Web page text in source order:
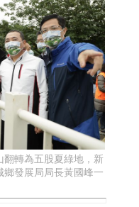
翻轉為五股夏綠地，新
發展局局長黃國峰一